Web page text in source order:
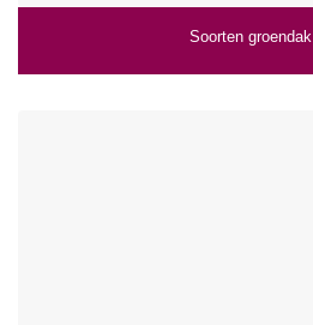
Soorten groendak